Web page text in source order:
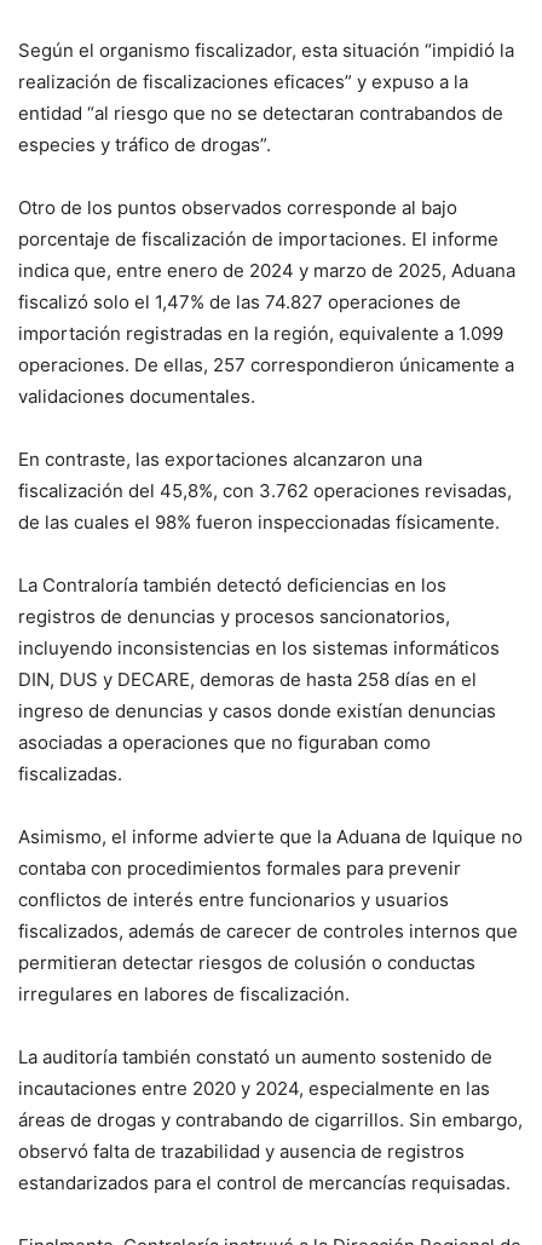
Según el organismo fiscalizador, esta situación “impidió la
realización de fiscalizaciones eficaces” y expuso a la
entidad “al riesgo que no se detectaran contrabandos de
especies y tráfico de drogas”.
Otro de los puntos observados corresponde al bajo
porcentaje de fiscalización de importaciones. El informe
indica que, entre enero de 2024 y marzo de 2025, Aduana
fiscalizó solo el 1,47% de las 74.827 operaciones de
importación registradas en la región, equivalente a 1.099
operaciones. De ellas, 257 correspondieron únicamente a
validaciones documentales.
En contraste, las exportaciones alcanzaron una
fiscalización del 45,8%, con 3.762 operaciones revisadas,
de las cuales el 98% fueron inspeccionadas físicamente.
La Contraloría también detectó deficiencias en los
registros de denuncias y procesos sancionatorios,
incluyendo inconsistencias en los sistemas informáticos
DIN, DUS y DECARE, demoras de hasta 258 días en el
ingreso de denuncias y casos donde existían denuncias
asociadas a operaciones que no figuraban como
fiscalizadas.
Asimismo, el informe advierte que la Aduana de Iquique no
contaba con procedimientos formales para prevenir
conflictos de interés entre funcionarios y usuarios
fiscalizados, además de carecer de controles internos que
permitieran detectar riesgos de colusión o conductas
irregulares en labores de fiscalización.
La auditoría también constató un aumento sostenido de
incautaciones entre 2020 y 2024, especialmente en las
áreas de drogas y contrabando de cigarrillos. Sin embargo,
observó falta de trazabilidad y ausencia de registros
estandarizados para el control de mercancías requisadas.